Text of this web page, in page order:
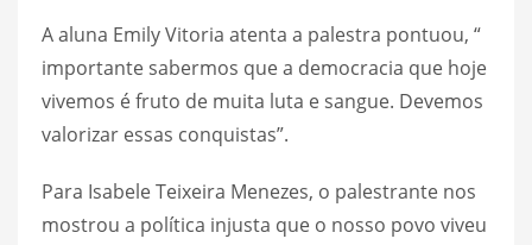
A aluna Emily Vitoria atenta a palestra pontuou, “
importante sabermos que a democracia que hoje
vivemos é fruto de muita luta e sangue. Devemos
valorizar essas conquistas”.
Para Isabele Teixeira Menezes, o palestrante nos
mostrou a política injusta que o nosso povo viveu